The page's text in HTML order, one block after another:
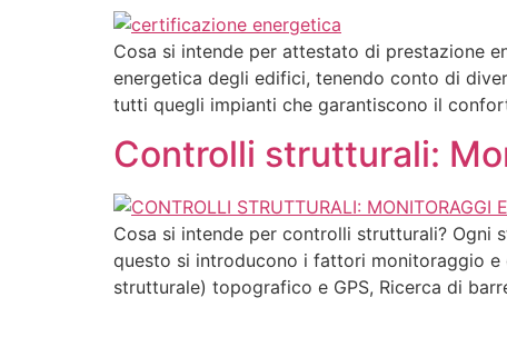
Cosa si intende per attestato di prestazione
energetica degli edifici, tenendo conto di
tutti quegli impianti che garantiscono il
Controlli strutturali:
Cosa si intende per controlli strutturali? Ogni
questo si introducono i fattori monitoraggio e
strutturale) topografico e GPS, Ricerca di